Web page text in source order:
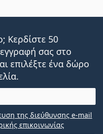
Κερδίστε 50
σας στο
επιλέξτε ένα δώρο
της διεύθυνσης e-mail
επικοινωνίας